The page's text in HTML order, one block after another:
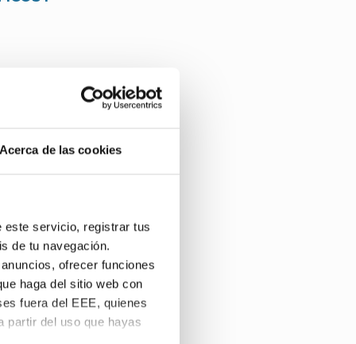
Acerca de las cookies
este servicio, registrar tus
de tu navegación.
ofrecer funciones
haga del sitio web con
fuera del EEE, quienes
partir del uso que hayas
OPTOM´21